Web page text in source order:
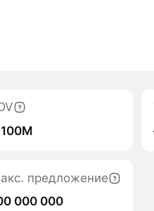
предложение
000 000